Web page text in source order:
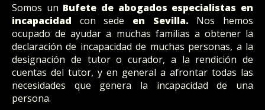
Somos un Bufete de abogados especialistas en
incapacidad con sede en Sevilla. Nos hemos
ocupado de ayudar a muchas familias a obtener la
declaración de incapacidad de muchas personas, a la
designación de tutor o curador, a la rendición de
cuentas del tutor, y en general a afrontar todas las
necesidades que genera la incapacidad de una
persona.